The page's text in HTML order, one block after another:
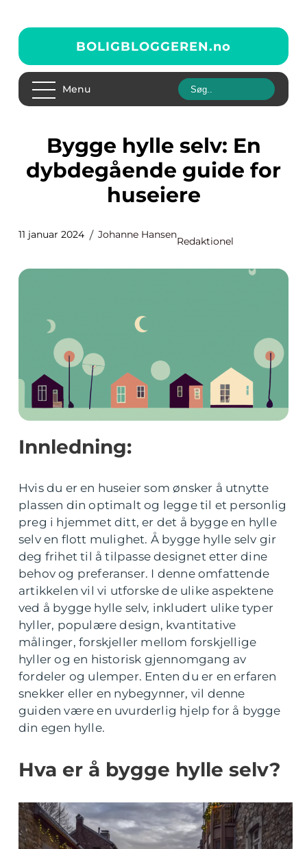
BOLIGBLOGGEREN.no
Menu
Bygge hylle selv: En
dybdegående guide for
huseiere
11 januar 2024 Johanne Hansen
Redaktionel
Innledning:
Hvis du er en huseier som ønsker å utnytte
plassen din optimalt og legge til et personlig
preg i hjemmet ditt, er det å bygge en hylle
selv en flott mulighet. Å bygge hylle selv gir
deg frihet til å tilpasse designet etter dine
behov og preferanser. I denne omfattende
artikkelen vil vi utforske de ulike aspektene
ved å bygge hylle selv, inkludert ulike typer
hyller, populære design, kvantitative
målinger, forskjeller mellom forskjellige
hyller og en historisk gjennomgang av
fordeler og ulemper. Enten du er en erfaren
snekker eller en nybegynner, vil denne
guiden være en uvurderlig hjelp for å bygge
din egen hylle.
Hva er å bygge hylle selv?